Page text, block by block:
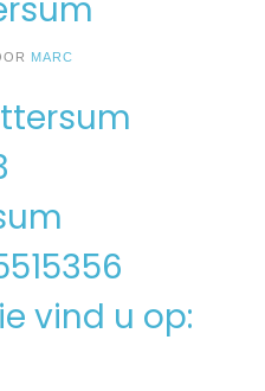
MARC
vind u op: